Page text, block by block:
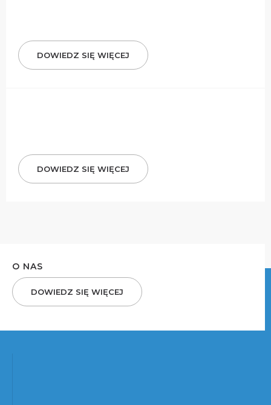
DOWIEDZ SIĘ WIĘCEJ
DOWIEDZ SIĘ WIĘCEJ
O NAS
DOWIEDZ SIĘ WIĘCEJ